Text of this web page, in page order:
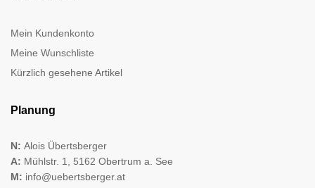
Mein Kundenkonto
Meine Wunschliste
Kürzlich gesehene Artikel
Planung
N: Alois Übertsberger
A: Mühlstr. 1, 5162 Obertrum a. See
M: info@uebertsberger.at